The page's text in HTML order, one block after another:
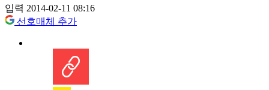
입력 2014-02-11 08:16
선호매체 추가